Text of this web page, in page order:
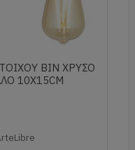
BIN ΧΡΥΣΌ
10X15CM